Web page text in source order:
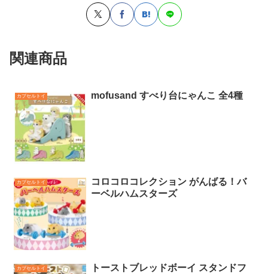
関連商品
カプセルトイ mofusand すべり台にゃんこ 全4種
カプセルトイ
コロコロコレクション がんばる！バ
ーベルハムスターズ
カプセルトイ
トーストブレッドボーイ スタンドフ